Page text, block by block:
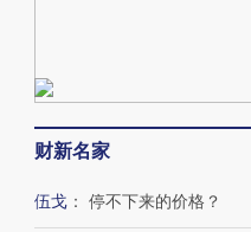
财新名家
伍戈 ： 停不下来的价格？